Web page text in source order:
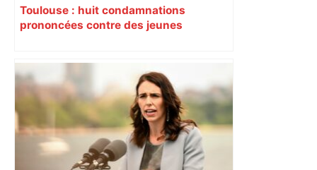
Toulouse : huit condamnations
prononcées contre des jeunes